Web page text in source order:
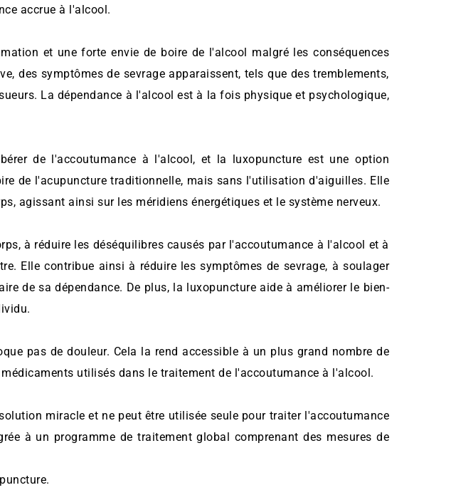
accrue à l'alcool.
et une forte envie de boire de l'alcool malgré les conséquences
des symptômes de sevrage apparaissent, tels que des tremblements,
La dépendance à l'alcool est à la fois physique et psychologique,
de l'accoutumance à l'alcool, et la luxopuncture est une option
de l'acupuncture traditionnelle, mais sans l'utilisation d'aiguilles. Elle
agissant ainsi sur les méridiens énergétiques et le système nerveux.
à réduire les déséquilibres causés par l'accoutumance à l'alcool et à
Elle contribue ainsi à réduire les symptômes de sevrage, à soulager
de sa dépendance. De plus, la luxopuncture aide à améliorer le bien-
pas de douleur. Cela la rend accessible à un plus grand nombre de
utilisés dans le traitement de l'accoutumance à l'alcool.
miracle et ne peut être utilisée seule pour traiter l'accoutumance
à un programme de traitement global comprenant des mesures de